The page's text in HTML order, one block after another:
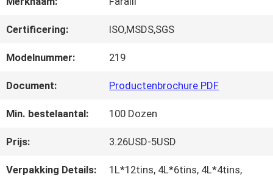
KWALITEITSCONTROLE
CONTACTEER
ONS
Certificering: ISO,MSDS,SGS
Modelnummer: 219
Document: Productenbrochure PDF
Min. bestelaantal: 100 Dozen
Prijs: 3.26USD-5USD
Verpakking Details:
1L*12tins, 4L*6tins, 4L*4tins,